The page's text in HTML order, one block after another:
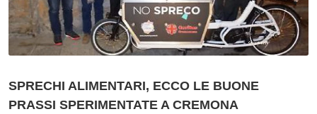
SPRECHI ALIMENTARI, ECCO LE BUONE
PRASSI SPERIMENTATE A CREMONA